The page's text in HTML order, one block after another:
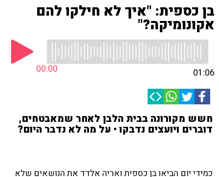
בן כספית: "איך לא חילקו להם
אקונומיקה?"
00:00 01:06
חשש מקורונה בבית הלבן לאחר שמאבטחים,
דוברים ויועצים נדבקו • על מה לא נדבר היום?
כמידי יום הביאו בן כספית ואריה אלדד את הנושאים שלא